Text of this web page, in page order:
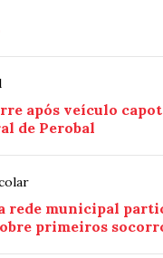
após veículo
de Perobal
rede municipal
primeiros